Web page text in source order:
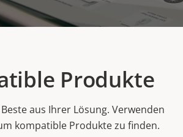
Produkte
aus Ihrer Lösung. Verwenden
kompatible Produkte zu finden.